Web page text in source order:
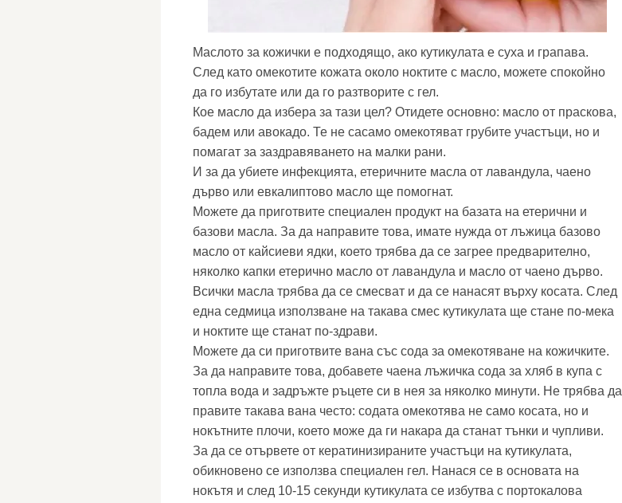
Маслото за кожички е подходящо, ако кутикулата е суха и грапава.
След като омекотите кожата около ноктите с масло, можете спокойно
да го избутате или да го разтворите с гел.
Кое масло да избера за тази цел? Отидете основно: масло от праскова,
бадем или авокадо. Те не сасамо омекотяват грубите участъци, но и
помагат за заздравяването на малки рани.
И за да убиете инфекцията, етеричните масла от лавандула, чаено
дърво или евкалиптово масло ще помогнат.
Можете да приготвите специален продукт на базата на етерични и
базови масла. За да направите това, имате нужда от лъжица базово
масло от кайсиеви ядки, което трябва да се загрее предварително,
няколко капки етерично масло от лавандула и масло от чаено дърво.
Всички масла трябва да се смесват и да се нанасят върху косата. След
една седмица използване на такава смес кутикулата ще стане по-мека
и ноктите ще станат по-здрави.
Можете да си приготвите вана със сода за омекотяване на кожичките.
За да направите това, добавете чаена лъжичка сода за хляб в купа с
топла вода и задръжте ръцете си в нея за няколко минути. Не трябва да
правите такава вана често: содата омекотява не само косата, но и
нокътните плочи, което може да ги накара да станат тънки и чупливи.
За да се отървете от кератинизираните участъци на кутикулата,
обикновено се използва специален гел. Нанася се в основата на
нокътя и след 10-15 секунди кутикулата се избутва с портокалова